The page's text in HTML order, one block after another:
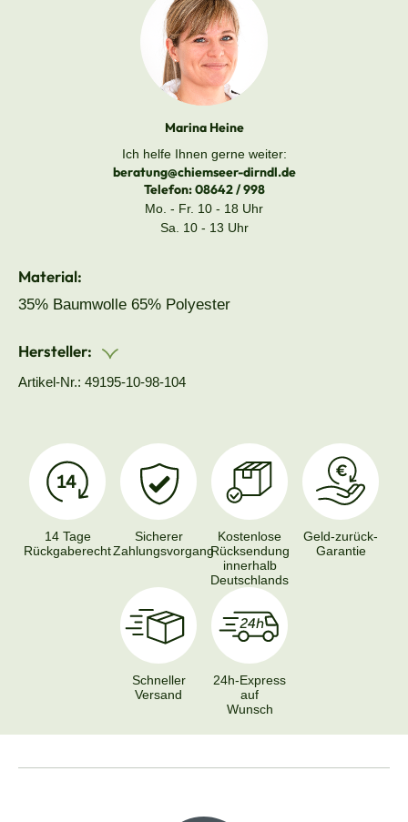
Marina Heine
Ich helfe Ihnen gerne weiter:
beratung@chiemseer-dirndl.de
Telefon:08642 / 998
Mo. - Fr. 10 - 18 Uhr
Sa. 10 - 13 Uhr
Material:
35% Baumwolle 65% Polyester
Hersteller:
Artikel-Nr.: 49195-10-98-104
14 Tage
Rückgaberecht
Sicherer
Zahlungsvorgang
Kostenlose
Rücksendung
innerhalb
Deutschlands
Geld-zurück-
Garantie
Schneller
Versand
24h-Express
auf
Wunsch